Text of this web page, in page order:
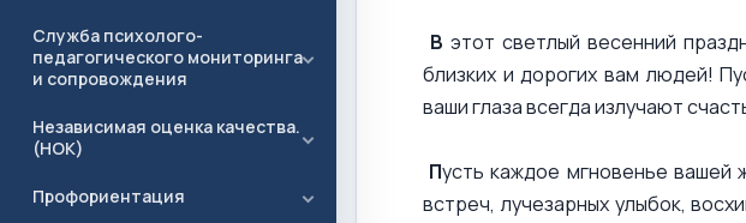
Служба психолого-
педагогического мониторинга
и сопровождения
Независимая оценка качества.
(НОК)
Профориентация
В этот светлый весенний
близких и дорогих вам людей!
ваши глаза всегда излучают
Пусть каждое мгновенье вашей
встреч, лучезарных улыбок,